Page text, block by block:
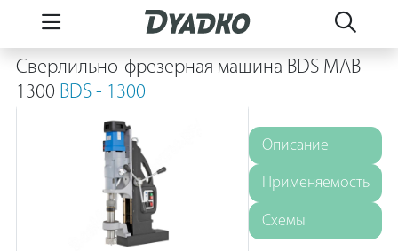
Сверлильно-фрезерная машина BDS MAB
1300 BDS - 1300
Описание
Применяемость
Схемы